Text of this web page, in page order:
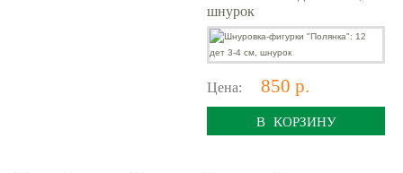
шнурок
Цена: 850 р.
В КОРЗИНУ